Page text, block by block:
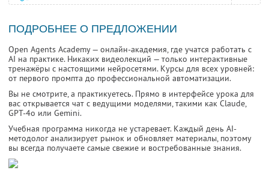
ПОДРОБНЕЕ О ПРЕДЛОЖЕНИИ
Open Agents Academy — онлайн-академия, где учатся работать с
AI на практике. Никаких видеолекций — только интерактивные
тренажёры с настоящими нейросетями. Курсы для всех уровней:
от первого промпта до профессиональной автоматизации.
Вы не смотрите, а практикуетесь. Прямо в интерфейсе урока для
вас открывается чат с ведущими моделями, такими как Claude,
GPT-4o или Gemini.
Учебная программа никогда не устаревает. Каждый день AI-
методолог анализирует рынок и обновляет материалы, поэтому
вы всегда получаете самые свежие и востребованные знания.